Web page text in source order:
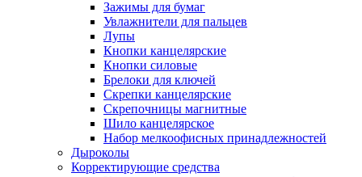
Зажимы для бумаг
Увлажнители для пальцев
Лупы
Кнопки канцелярские
Кнопки силовые
Брелоки для ключей
Скрепки канцелярские
Скрепочницы магнитные
Шило канцелярское
Набор мелкоофисных принадлежностей
Дыроколы
Корректирующие средства